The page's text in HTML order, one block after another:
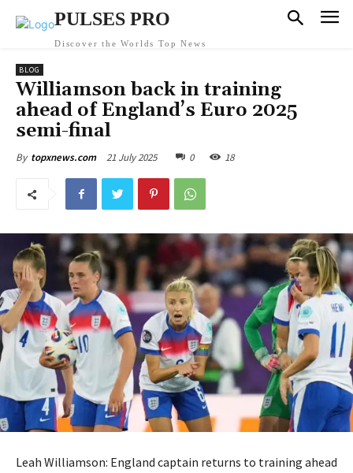
PULSES PRO
Discover the Worlds Top News
BLOG
Williamson back in training
ahead of England’s Euro 2025
semi-final
By topxnews.com 21 July 2025 0 18
Leah Williamson: England captain returns to training ahead